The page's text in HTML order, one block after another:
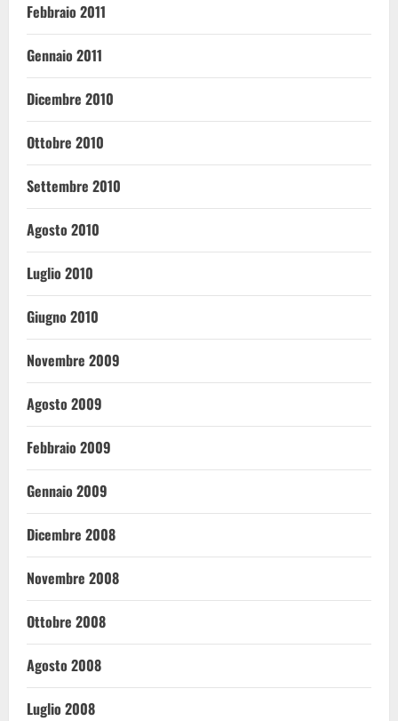
Febbraio 2011
Gennaio 2011
Dicembre 2010
Ottobre 2010
Settembre 2010
Agosto 2010
Luglio 2010
Giugno 2010
Novembre 2009
Agosto 2009
Febbraio 2009
Gennaio 2009
Dicembre 2008
Novembre 2008
Ottobre 2008
Agosto 2008
Luglio 2008